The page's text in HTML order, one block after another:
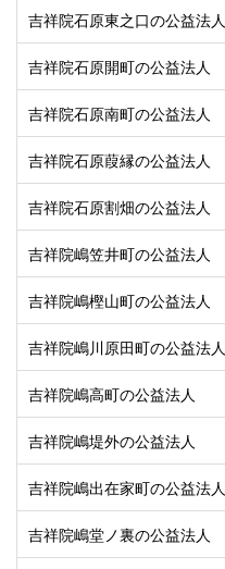
吉祥院石原東之口の公益法人
吉祥院石原開町の公益法人
吉祥院石原南町の公益法人
吉祥院石原葭縁の公益法人
吉祥院石原割畑の公益法人
吉祥院嶋笠井町の公益法人
吉祥院嶋樫山町の公益法人
吉祥院嶋川原田町の公益法人
吉祥院嶋高町の公益法人
吉祥院嶋堤外の公益法人
吉祥院嶋出在家町の公益法人
吉祥院嶋堂ノ裏の公益法人